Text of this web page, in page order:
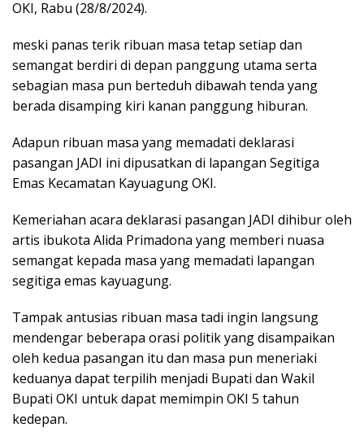
OKI, Rabu (28/8/2024).
meski panas terik ribuan masa tetap setiap dan
semangat berdiri di depan panggung utama serta
sebagian masa pun berteduh dibawah tenda yang
berada disamping kiri kanan panggung hiburan.
Adapun ribuan masa yang memadati deklarasi
pasangan JADI ini dipusatkan di lapangan Segitiga
Emas Kecamatan Kayuagung OKI.
Kemeriahan acara deklarasi pasangan JADI dihibur oleh
artis ibukota Alida Primadona yang memberi nuasa
semangat kepada masa yang memadati lapangan
segitiga emas kayuagung.
Tampak antusias ribuan masa tadi ingin langsung
mendengar beberapa orasi politik yang disampaikan
oleh kedua pasangan itu dan masa pun meneriaki
keduanya dapat terpilih menjadi Bupati dan Wakil
Bupati OKI untuk dapat memimpin OKI 5 tahun
kedepan.